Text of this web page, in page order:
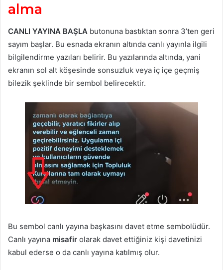
alma
CANLI YAYINA BAŞLA butonuna bastıktan sonra 3’ten geri
sayım başlar. Bu esnada ekranın altında canlı yayınla ilgili
bilgilendirme yazıları belirir. Bu yazılarında altında, yani
ekranın sol alt köşesinde sonsuzluk veya iç içe geçmiş
bilezik şeklinde bir sembol belirecektir.
Bu sembol canlı yayına başkasını davet etme sembolüdür.
Canlı yayına misafir olarak davet ettiğiniz kişi davetinizi
kabul ederse o da canlı yayına katılmış olur.